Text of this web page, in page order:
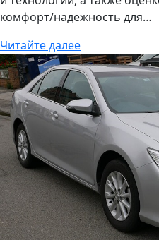
комфорт/надежность для…
Читайте далее